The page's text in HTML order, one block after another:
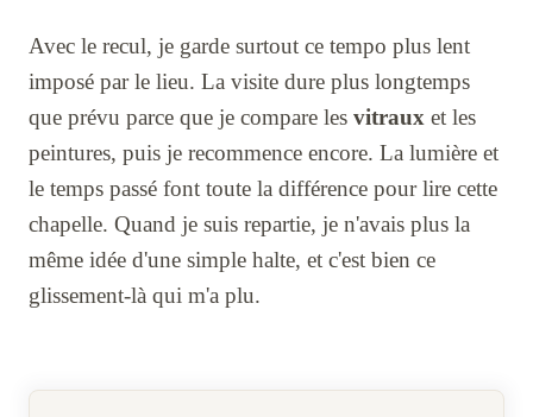
Avec le recul, je garde surtout ce tempo plus lent
imposé par le lieu. La visite dure plus longtemps
que prévu parce que je compare les vitraux et les
peintures, puis je recommence encore. La lumière et
le temps passé font toute la différence pour lire cette
chapelle. Quand je suis repartie, je n'avais plus la
même idée d'une simple halte, et c'est bien ce
glissement-là qui m'a plu.